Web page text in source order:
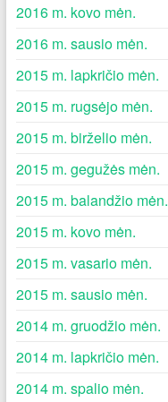
2016 m. kovo mėn.
2016 m. sausio mėn.
2015 m. lapkričio mėn.
2015 m. rugsėjo mėn.
2015 m. birželio mėn.
2015 m. gegužės mėn.
2015 m. balandžio mėn.
2015 m. kovo mėn.
2015 m. vasario mėn.
2015 m. sausio mėn.
2014 m. gruodžio mėn.
2014 m. lapkričio mėn.
2014 m. spalio mėn.